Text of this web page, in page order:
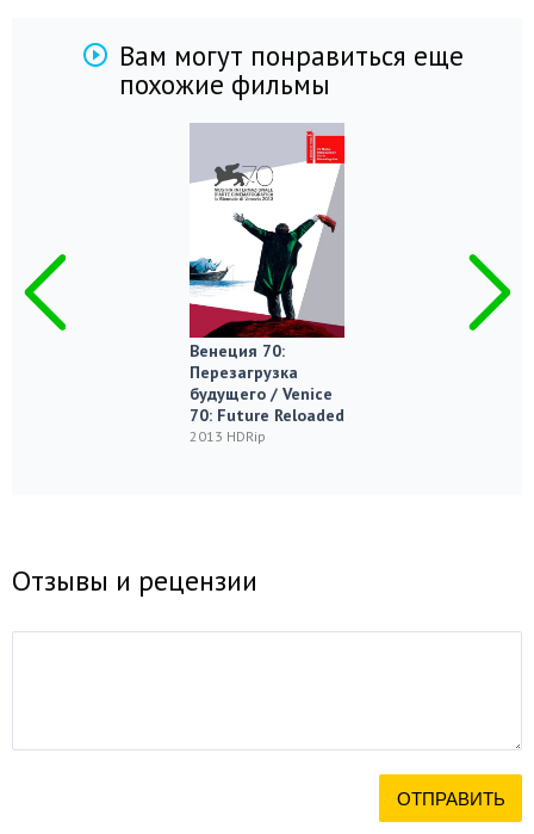
Вам могут понравиться еще
похожие фильмы
Венеция 70:
Перезагрузка
будущего / Venice
70: Future Reloaded
2013 HDRip
Отзывы и рецензии